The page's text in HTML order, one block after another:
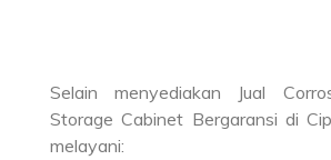
Selain menyediakan Jual
Storage Cabinet Bergaransi di
melayani: